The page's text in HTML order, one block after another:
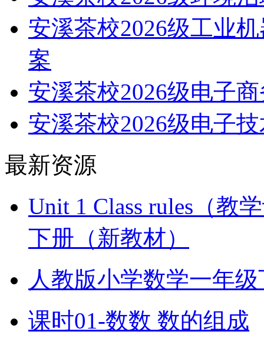
安溪茶校2026级工业
案
安溪茶校2026级电子
安溪茶校2026级电子
最新资源
Unit 1 Class rules（教
下册（新教材）
人教版小学数学一年
课时01-数数 数的组成